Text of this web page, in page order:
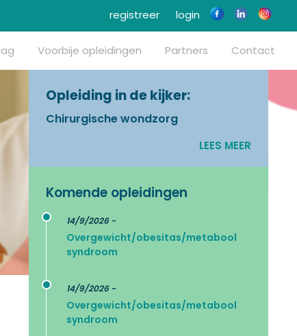
login
registreer
Voorbije opleidingen Partners Contact
Opleiding in de kijker:
Chirurgische wondzorg
LEES MEER
Komende opleidingen
14/9/2026 -
Overgewicht/obesitas/metabool
syndroom
14/9/2026 -
Overgewicht/obesitas/metabool
syndroom